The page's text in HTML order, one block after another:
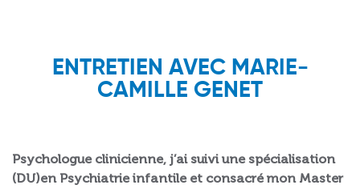
ENTRETIEN AVEC MARIE-
CAMILLE GENET
Psychologue clinicienne, j’ai suivi une spécialisation
(DU)en Psychiatrie infantile et consacré mon Master